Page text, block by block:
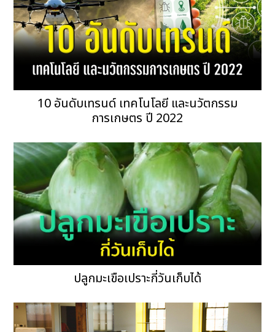
10 อันดับเทรนด์ เทคโนโลยี และนวัตกรรม
การเกษตร ปี 2022
ปลูกมะเขือเปราะกี่วันเก็บได้